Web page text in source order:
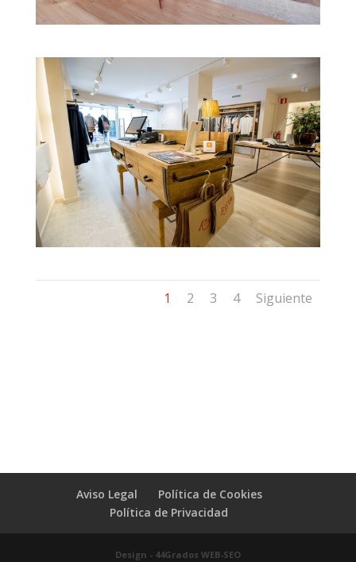
1 2 3 4 Siguiente
Aviso Legal
Política de Cookies
Política de Privacidad
Design - 44Grados WEB-SEO